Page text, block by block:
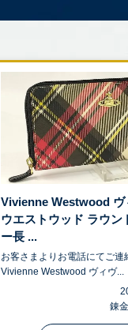
Vivienne Westwood ヴ
ウエストウッド ラウン
ー長 ...
お客さまよりお電話にてご連
Vivienne Westwood ヴィヴ...
錬